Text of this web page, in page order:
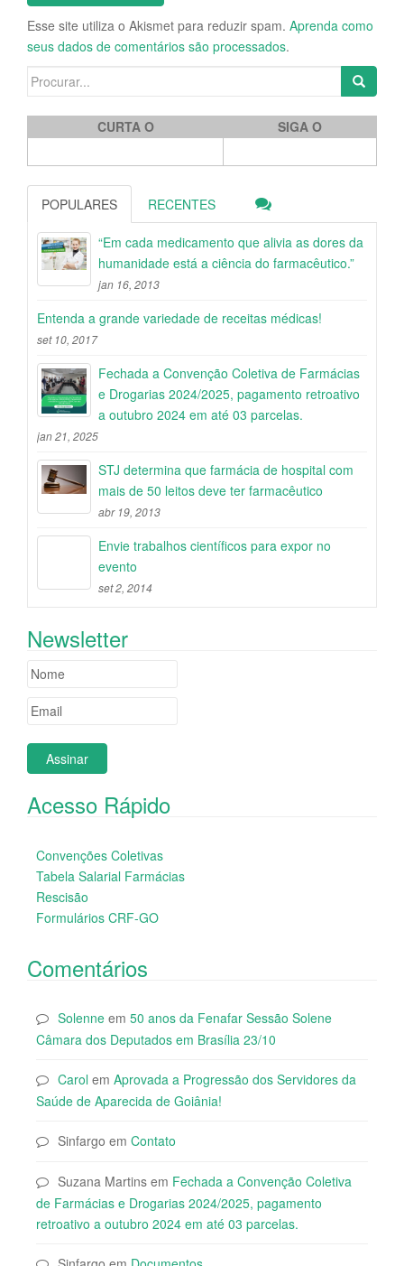
Esse site utiliza o Akismet para reduzir spam. Aprenda como
seus dados de comentários são processados.
Search for:
CURTA O SIGA O
POPULARES RECENTES
“Em cada medicamento que alivia as dores da
humanidade está a ciência do farmacêutico.”
jan 16, 2013
Entenda a grande variedade de receitas médicas!
set 10, 2017
Fechada a Convenção Coletiva de Farmácias
e Drogarias 2024/2025, pagamento retroativo
a outubro 2024 em até 03 parcelas.
jan 21, 2025
STJ determina que farmácia de hospital com
mais de 50 leitos deve ter farmacêutico
abr 19, 2013
Envie trabalhos científicos para expor no
evento
set 2, 2014
Newsletter
Acesso Rápido
Convenções Coletivas
Tabela Salarial Farmácias
Rescisão
Formulários CRF-GO
Comentários
Solenne em 50 anos da Fenafar Sessão Solene
Câmara dos Deputados em Brasília 23/10
Carol em Aprovada a Progressão dos Servidores da
Saúde de Aparecida de Goiânia!
Sinfargo em Contato
Suzana Martins em Fechada a Convenção Coletiva
de Farmácias e Drogarias 2024/2025, pagamento
retroativo a outubro 2024 em até 03 parcelas.